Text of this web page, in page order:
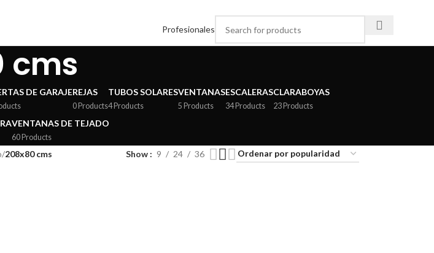
Profesionales
cms
DE GARAJEREJAS
0 Products
TUBOS SOLARES
4 Products
VENTANAS
5 Products
ESCALERAS
34 Products
CLARABOYAS
23 Products
VENTANAS DE TEJADO
60 Products
/208x80 cms Show 9 24 36